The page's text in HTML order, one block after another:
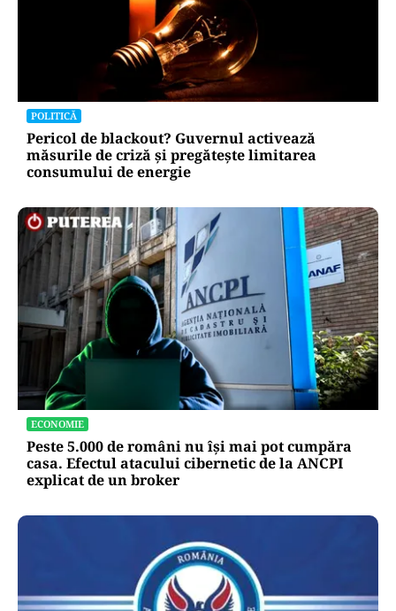
POLITICĂ
Pericol de blackout? Guvernul activează
măsurile de criză și pregătește limitarea
consumului de energie
ECONOMIE
Peste 5.000 de români nu își mai pot cumpăra
casa. Efectul atacului cibernetic de la ANCPI
explicat de un broker